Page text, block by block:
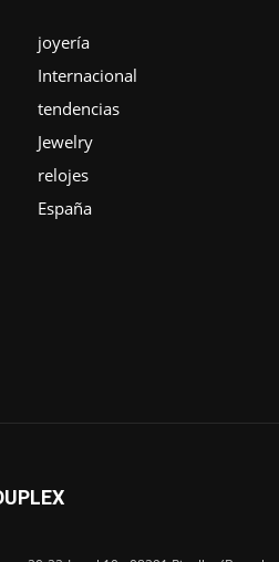
joyería
Internacional
tendencias
Jewelry
relojes
España